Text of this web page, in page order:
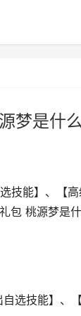
梦是什
技能】、【
包 桃源梦是
选技能】、